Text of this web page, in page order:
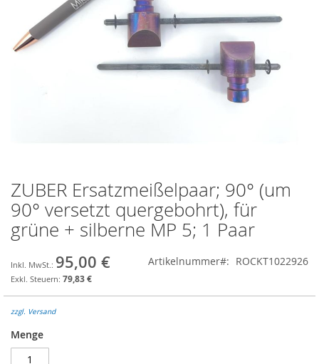
Zum
Anfang
der
Bildgalerie
springen
ZUBER Ersatzmeißelpaar; 90° (um
90° versetzt quergebohrt), für
grüne + silberne MP 5; 1 Paar
95,00 €
79,83 €
Artikelnummer ROCKT1022926
zzgl. Versand
Menge